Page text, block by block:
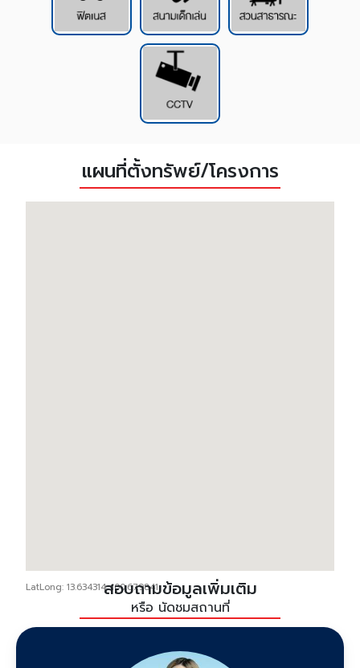
แผนที่ตั้งทรัพย์/โครงการ
LatLong: 13.634314, 100.679841สอบถามข้อมูลเพิ่มเติม
หรือ นัดชมสถานที่